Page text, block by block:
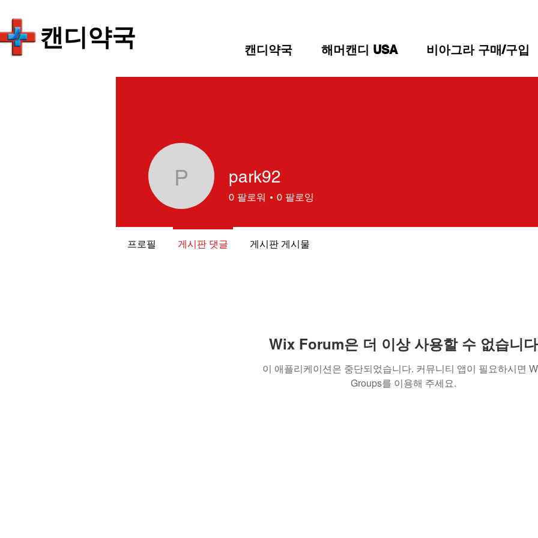
​캔디약국 캔디약국 해머캔디 USA 비아그라 구매/구입
Wix Forum은 더 이상 사용할 수 없습니다
이 애플리케이션은 중단되었습니다. 커뮤니티 앱이 필요하시면
Groups를 이용해 주세요.
park92park92
0 팔로워 0 팔로잉
프로필 게시판 댓글 게시판 게시물